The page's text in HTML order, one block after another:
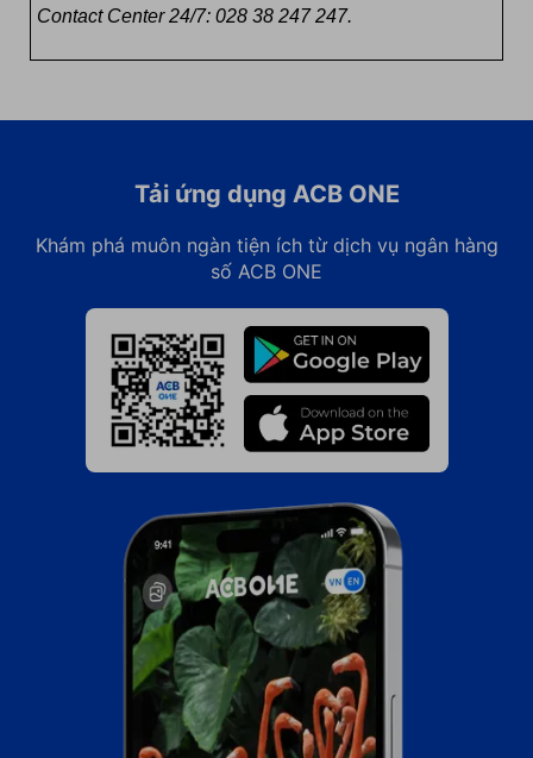
Contact Center 24/7: 028 38 247 247.
Tải ứng dụng ACB ONE
Khám phá muôn ngàn tiện ích từ dịch vụ ngân hàng
số ACB ONE